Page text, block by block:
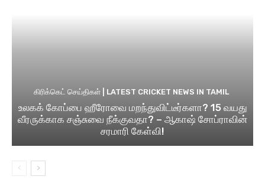
கிரிக்கெட் செய்திகள் | LATEST CRICKET NEWS IN TAMIL
உலகக் கோப்பை ஹீரோவை மறந்துவிட்டீர்களா? 15 வயது
வீரருக்காக சஞ்சுவை நீக்குவதா? – ஆகாஷ் சோப்ராவின்
சரமாரி கேள்வி!